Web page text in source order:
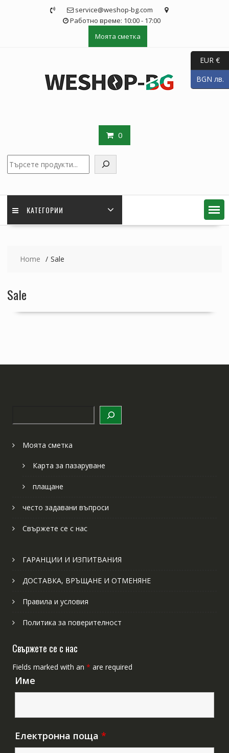
service@weshop-bg.com
Работно време: 10:00 - 17:00
Моята сметка
0
КАТЕГОРИИ
Home Sale
Sale
Моята сметка
Карта за пазаруване
плащане
често задавани въпроси
Свържете се с нас
ГАРАНЦИИ И ИЗПИТВАНИЯ
ДОСТАВКА, ВРЪЩАНЕ И ОТМЕНЯНЕ
Правила и условия
Политика за поверителност
Свържете се с нас
Fields marked with an * are required
Име
Електронна поща *
EUR €
BGN лв.